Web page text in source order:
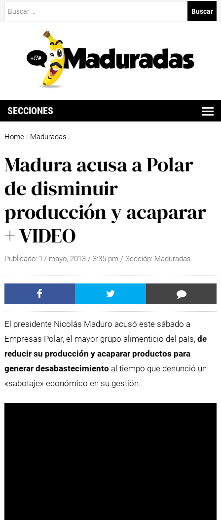
SECCIONES
Home / Maduradas /
Madura acusa a Polar
de disminuir
producción y acaparar
+ VIDEO
Publicado: 17 mayo, 2013/ 3:35 pm / Sección: Maduradas
El presidente Nicolás Maduro acusó este sábado a
Empresas Polar, el mayor grupo alimenticio del país, de
reducir su producción y acaparar productos para
generar desabastecimiento al tiempo que denunció un
«sabotaje» económico en su gestión.